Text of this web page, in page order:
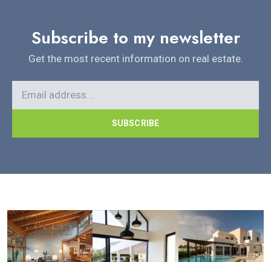
Subscribe to my newsletter
Get the most recent information on real estate.
SUBSCRIBE